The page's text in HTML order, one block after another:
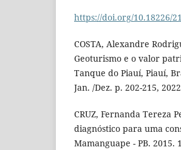
https://doi.org/10.18226/
COSTA, Alexandre
Geoturismo e o valor
Tanque do Piauí, Piauí,
Jan. /Dez. p. 202-215,
CRUZ, Fernanda Tereza
diagnóstico para uma
Mamanguape - PB. 2015.